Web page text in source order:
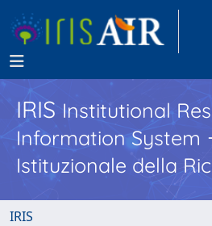
IRISInstitutional
Information System
Istituzionale della
IRIS